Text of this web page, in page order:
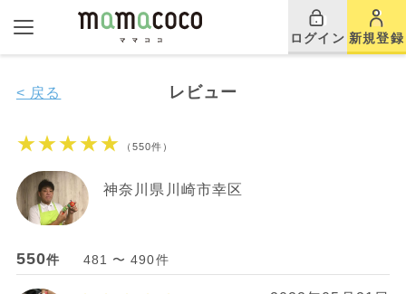
ログイン 新規登録
レビュー
< 戻る
★★★★★ （550件）
神奈川県川崎市幸区
550件 481 〜 490件